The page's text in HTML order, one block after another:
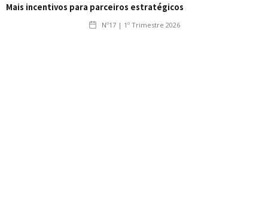
Mais incentivos para parceiros estratégicos
Nº17 | 1º Trimestre 2026